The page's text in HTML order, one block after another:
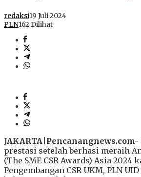
redaksi19 Juli 2024
PLN162 Dilihat
JAKARTA Pencanangnews.com-
prestasi setelah berhasi meraih
(The SME CSR Awards) Asia 2024
Pengembangan CSR UKM, PLN